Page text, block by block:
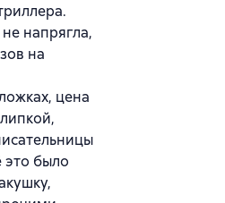
напрягла,
на
цена
это было